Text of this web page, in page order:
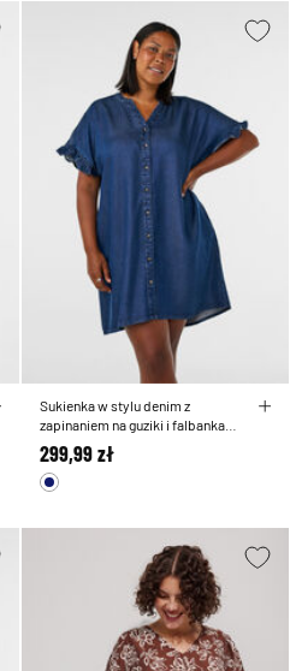
Sukienka w stylu denim z
zapinaniem na guziki i falbankami
na rekawach
299,99 zł